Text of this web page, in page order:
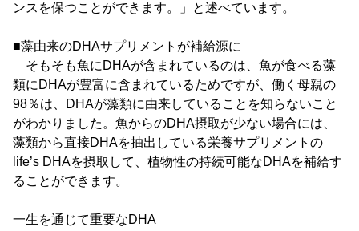
ンスを保つことができます。」と述べています。
■藻由来のDHAサプリメントが補給源に
そもそも魚にDHAが含まれているのは、魚が食べる藻
類にDHAが豊富に含まれているためですが、働く母親の
98％は、DHAが藻類に由来していることを知らないこと
がわかりました。魚からのDHA摂取が少ない場合には、
藻類から直接DHAを抽出している栄養サプリメントの
life’s DHAを摂取して、植物性の持続可能なDHAを補給す
ることができます。
一生を通じて重要なDHA